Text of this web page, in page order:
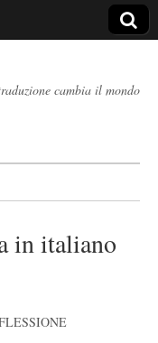
cambia il mondo
in italiano